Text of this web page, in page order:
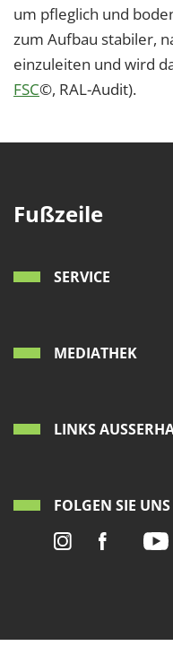
um pfleglich und
zum Aufbau stabiler,
einzuleiten und wird
FSC©, RAL-Audit).
Fußzeile
SERVICE
MEDIATHEK
LINKS
FOLGEN SIE UNS